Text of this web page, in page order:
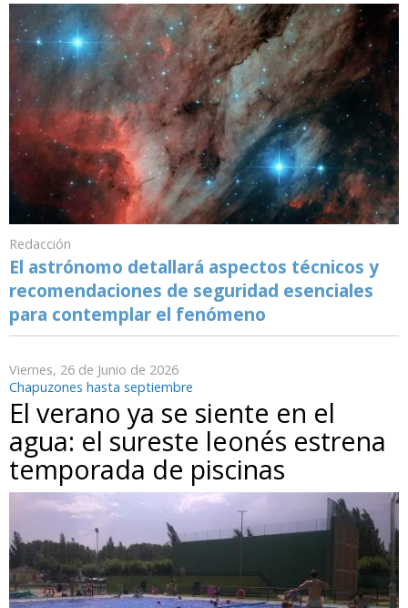
Redacción
El astrónomo detallará aspectos técnicos y
recomendaciones de seguridad esenciales
para contemplar el fenómeno
Viernes, 26 de Junio de 2026
Chapuzones hasta septiembre
El verano ya se siente en el
agua: el sureste leonés estrena
temporada de piscinas